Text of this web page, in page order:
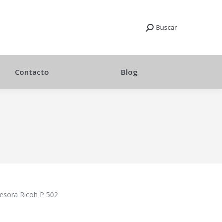
Buscar
Contacto Blog
Ricoh P 502